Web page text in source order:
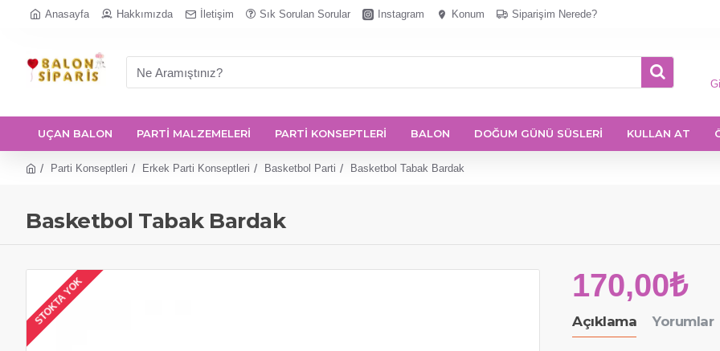
Anasayfa Hakkımızda İletişim Sık Sorulan Sorular Instagram Konum Siparişim Nerede?
UÇAN BALON PARTİ MALZEMELERİ PARTİ KONSEPTLERİ BALON DOĞUM GÜNÜ SÜSLERİ KULLAN AT
Parti Konseptleri Erkek Parti Konseptleri Basketbol Parti Basketbol Tabak Bardak
Basketbol Tabak Bardak
STOKTA YOK Açıklama Yorumlar
170,00₺